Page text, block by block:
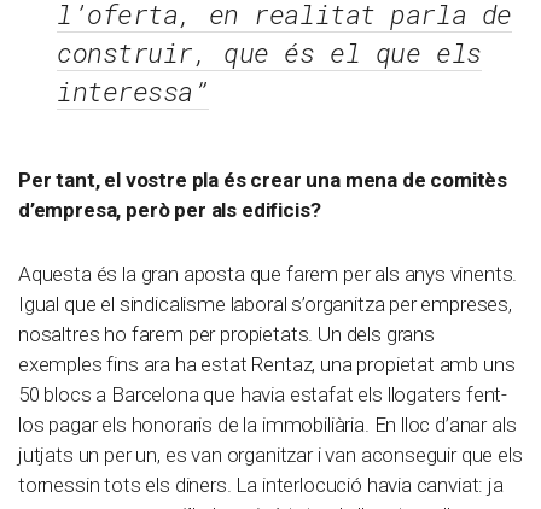
l’oferta, en realitat parla de
construir, que és el que els
interessa”
Per tant, el vostre pla és crear una mena de comitès
d’empresa, però per als edificis?
Aquesta és la gran aposta que farem per als anys vinents.
Igual que el sindicalisme laboral s’organitza per empreses,
nosaltres ho farem per propietats. Un dels grans
exemples fins ara ha estat Rentaz, una propietat amb uns
50 blocs a Barcelona que havia estafat els llogaters fent-
los pagar els honoraris de la immobiliària. En lloc d’anar als
jutjats un per un, es van organitzar i van aconseguir que els
tornessin tots els diners. La interlocució havia canviat: ja